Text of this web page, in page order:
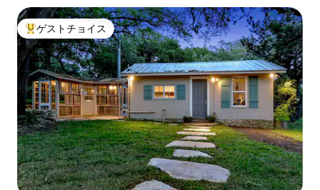
大好評のゲストチョイスです。
ゲストチョイス